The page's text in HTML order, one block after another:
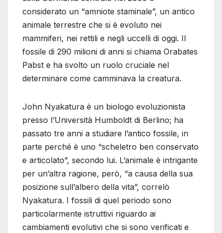
considerato un “amniote staminale”, un antico
animale terrestre che si è evoluto nei
mammiferi, nei rettili e negli uccelli di oggi. Il
fossile di 290 milioni di anni si chiama Orabates
Pabst e ha svolto un ruolo cruciale nel
determinare come camminava la creatura.
John Nyakatura è un biologo evoluzionista
presso l’Università Humboldt di Berlino; ha
passato tre anni a studiare l’antico fossile, in
parte perché è uno “scheletro ben conservato
e articolato”, secondo lui. L’animale è intrigante
per un’altra ragione, però, “a causa della sua
posizione sull’albero della vita”, correlò
Nyakatura. I fossili di quel periodo sono
particolarmente istruttivi riguardo ai
cambiamenti evolutivi che si sono verificati e